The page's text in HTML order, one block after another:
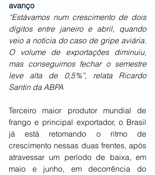
avanço
“Estávamos num crescimento de dois
dígitos entre janeiro e abril, quando
veio a notícia do caso de gripe aviária.
O volume de exportações diminuiu,
mas conseguimos fechar o semestre
leve alta de 0,5%”, relata Ricardo
Santin da ABPA
Terceiro maior produtor mundial de
frango e principal exportador, o Brasil
já está retomando o ritmo de
crescimento nessas duas frentes, após
atravessar um período de baixa, em
maio e junho, em decorrência do